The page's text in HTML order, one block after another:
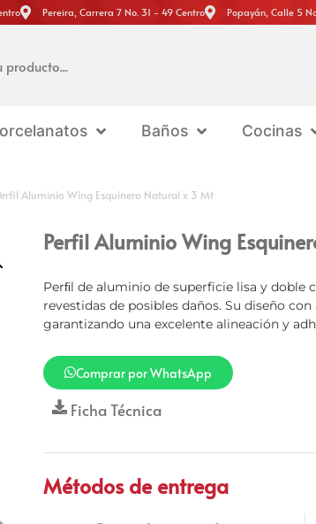
Pereira, Carrera 7 No. 31 - 49 Centro Popayán, Calle 5
Baños Cocinas
Aluminio Wing Esquinero Natural x 3 Mt
Perfil Aluminio Wing
Perﬁl de aluminio de superficie lisa y doble
revestidas de posibles daños. Su diseño
garantizando una excelente alineación y
Comprar por WhatsApp
Ficha Técnica
Métodos de entrega